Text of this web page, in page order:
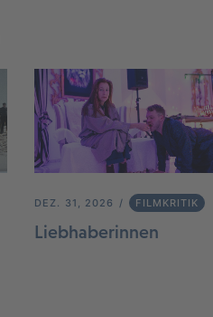
DEZ. 31, 2026 FILMKRITIK
Liebhaberinnen